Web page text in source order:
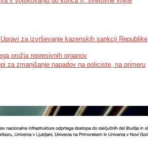
za izvrševanje kazenskih sankcij Republike
orožja represivnih organov
za zmanjšanje napadov na policiste, na primeru